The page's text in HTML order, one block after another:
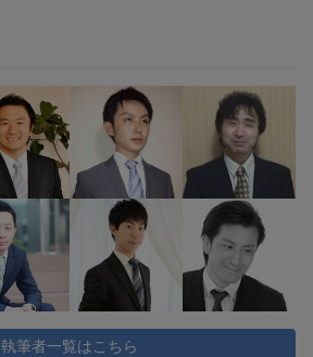
執筆者一覧はこちら